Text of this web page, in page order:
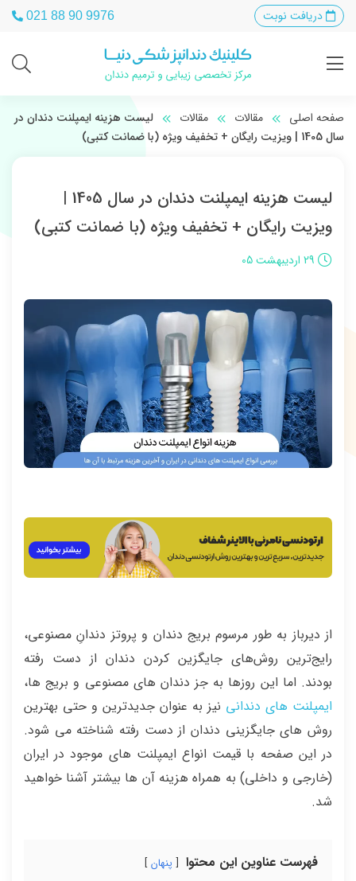
دریافت نوبت 021 88 90 9976
صفحه اصلی مقالات مقالات
لیست هزینه ایمپلنت دندان در
سال 1405 | ویزیت رایگان + تخفیف ویژه (با ضمانت کتبی)
لیست هزینه ایمپلنت دندان در سال 1405 |
ویزیت رایگان + تخفیف ویژه (با ضمانت کتبی)
از دیرباز به طور مرسوم بریج دندان و پروتز دندانِ مصنوعی،
رایج‌ترین روش‌های جایگزین کردن دندان از دست رفته
بودند. اما این روزها به جز دندان های مصنوعی و بریج ها،
ایمپلنت های دندانی نیز به عنوان جدیدترین و حتی بهترین
روش های جایگزینی دندان از دست رفته شناخته می شود.
در این صفحه با قیمت انواع ایمپلنت های موجود در ایران
(خارجی و داخلی) به همراه هزینه آن ها بیشتر آشنا خواهید
شد.
فهرست عناوین این محتوا پنهان